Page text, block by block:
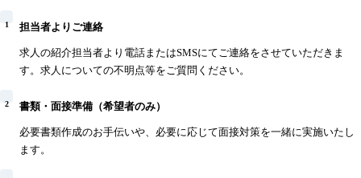
1 担当者よりご連絡
求人の紹介担当者より電話またはSMSにてご連絡をさせていただきま
す。求人についての不明点等をご質問ください。
2 書類・面接準備（希望者のみ）
必要書類作成のお手伝いや、必要に応じて面接対策を一緒に実施いたし
ます。